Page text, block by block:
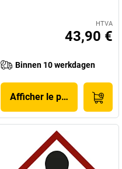
HTVA
43,90 €
Binnen 10 werkdagen
Afficher le produit